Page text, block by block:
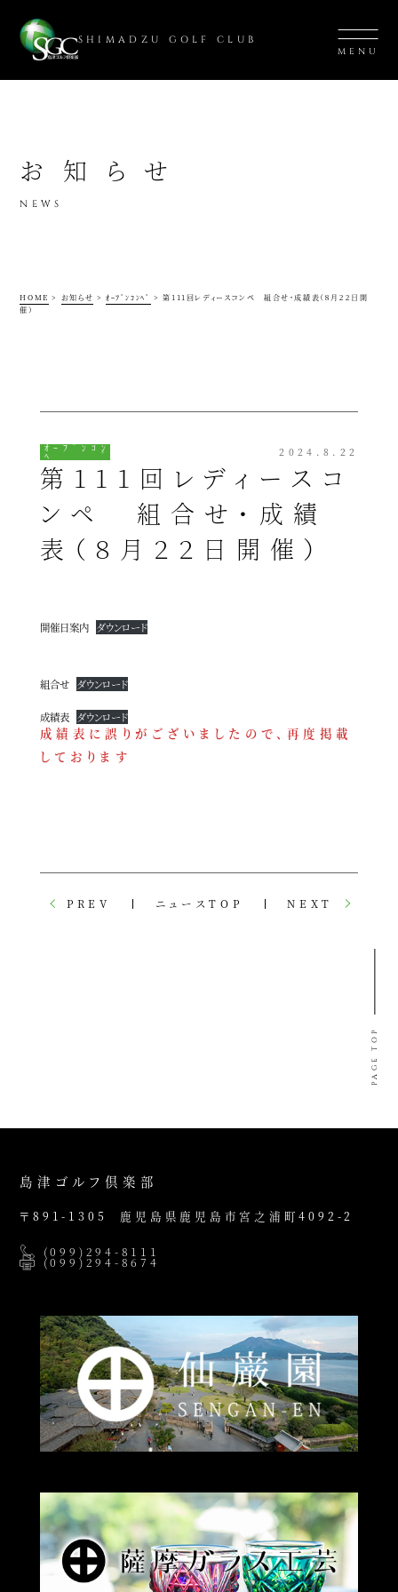
SHIMADZU GOLF CLUB
MENU
お知らせ
NEWS
HOME > お知らせ > ｵｰﾌﾟﾝｺﾝﾍﾟ >第111回レディースコンペ 組合せ・成績表（８月２２日開
催）
ｵｰﾌﾟﾝｺﾝ
ﾍﾟ
第111回レディースコ
ンペ 組合せ・成績
表（８月２２日開催）
2024.8.22
開催日案内 ダウンロード
組合せ ダウンロード
成績表 ダウンロード
成績表に誤りがございましたので、再度掲載
しております
PREV ニュースTOP NEXT
PAGE TOP
島津ゴルフ倶楽部
〒891-1305 鹿児島県鹿児島市宮之浦町4092-2
(099)294-8111
(099)294-8674